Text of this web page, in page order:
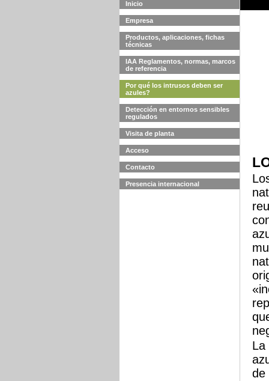
Inicio
Empresa
Productos, aplicaciones, fichas
técnicas
IAA Reglamentos, normas, marcos
de referencia
Por qué los intrusos deben ser
azules?
Detección en entornos sensibles
regulados
Visita de planta
Acceso
Contacto
Presencia internacional
La
de